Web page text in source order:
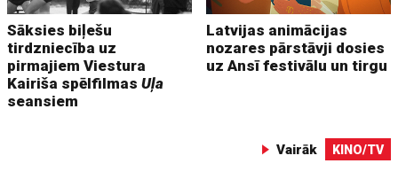
Sāksies biļešu
tirdzniecība uz
pirmajiem Viestura
Kairiša spēlfilmasUļa
seansiem
Latvijas animācijas
nozares pārstāvji dosies
uz Ansī festivālu un tirgu
Vairāk KINO/TV